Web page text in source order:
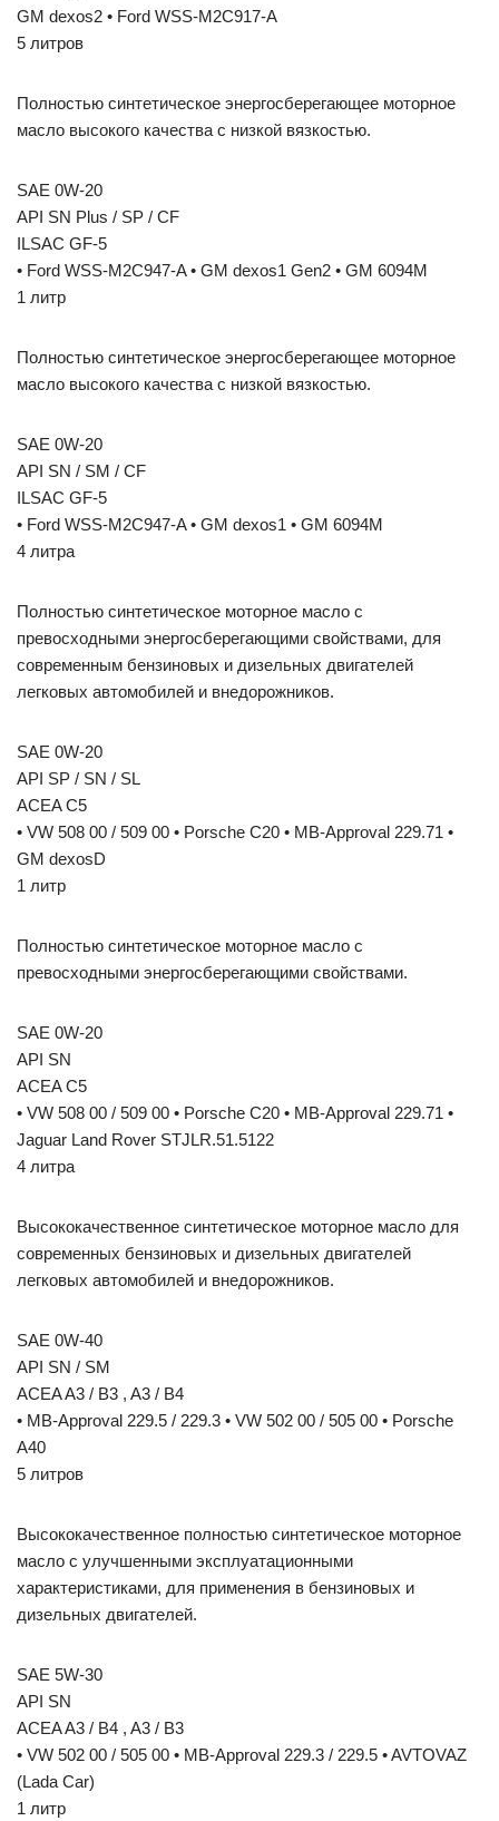
GM dexos2 • Ford WSS-M2C917-A
5 литров
Полностью синтетическое энергосберегающее моторное
масло высокого качества с низкой вязкостью.
SAE 0W-20
API SN Plus / SP / CF
ILSAC GF-5
• Ford WSS-M2C947-A • GM dexos1 Gen2 • GM 6094M
1 литр
Полностью синтетическое энергосберегающее моторное
масло высокого качества с низкой вязкостью.
SAE 0W-20
API SN / SM / CF
ILSAC GF-5
• Ford WSS-M2C947-A • GM dexos1 • GM 6094M
4 литра
Полностью синтетическое моторное масло с
превосходными энергосберегающими свойствами, для
современным бензиновых и дизельных двигателей
легковых автомобилей и внедорожников.
SAE 0W-20
API SP / SN / SL
ACEA C5
• VW 508 00 / 509 00 • Porsche C20 • MB-Approval 229.71 •
GM dexosD
1 литр
Полностью синтетическое моторное масло с
превосходными энергосберегающими свойствами.
SAE 0W-20
API SN
ACEA C5
• VW 508 00 / 509 00 • Porsche C20 • MB-Approval 229.71 •
Jaguar Land Rover STJLR.51.5122
4 литра
Высококачественное синтетическое моторное масло для
современных бензиновых и дизельных двигателей
легковых автомобилей и внедорожников.
SAE 0W-40
API SN / SM
ACEA A3 / B3 , A3 / B4
• MB-Approval 229.5 / 229.3 • VW 502 00 / 505 00 • Porsche
A40
5 литров
Высококачественное полностью синтетическое моторное
масло с улучшенными эксплуатационными
характеристиками, для применения в бензиновых и
дизельных двигателей.
SAE 5W-30
API SN
ACEA A3 / B4 , A3 / B3
• VW 502 00 / 505 00 • MB-Approval 229.3 / 229.5 • AVTOVAZ
(Lada Car)
1 литр